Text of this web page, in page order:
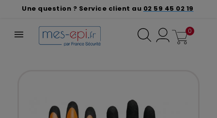
Une question ? Service client au 02 59 45 02 19
0